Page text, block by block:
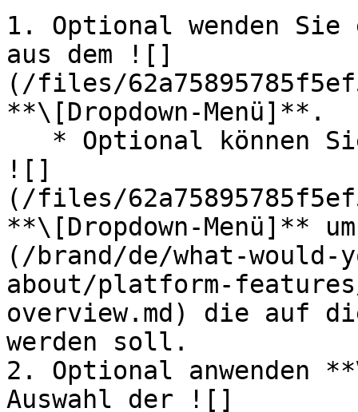
1. Optional wenden
aus dem ![]
(/files/
**\[Dropdown-Menü]**.
![]
(/files/
**\[Dropdown-Menü]**
(/brand/de/what-
about/platform-
overview.md) die auf
werden soll.
2. Optional anwenden
Auswahl der ![]